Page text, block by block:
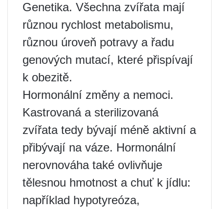
Genetika. Všechna zvířata mají
různou rychlost metabolismu,
různou úroveň potravy a řadu
genových mutací, které přispívají
k obezitě.
Hormonální změny a nemoci.
Kastrovaná a sterilizovaná
zvířata tedy bývají méně aktivní a
přibývají na váze. Hormonální
nerovnováha také ovlivňuje
tělesnou hmotnost a chuť k jídlu:
například hypotyreóza,